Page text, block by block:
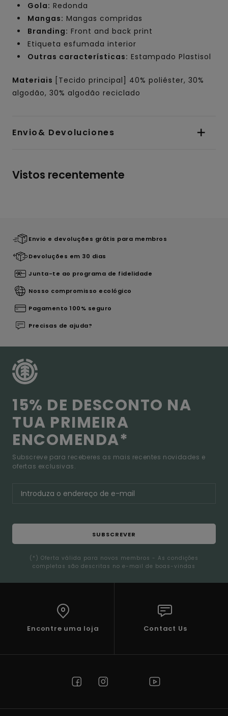
Gola: Redonda
Mangas: Mangas compridas
Branding: Front and back print
Etiqueta esfumada interior
Outras características: Estampado Plastisol
Materiais
[Tecido principal] 40% poliéster, 30%
algodão, 30% algodão reciclado
Envio& Devoluciones
Vistos recentemente
Envio e devoluções grátis para membros
Devoluções em 30 dias
Junta-te ao programa de fidelidade
Nosso compromisso ecológico
Pagamento 100% seguro
Precisas de ajuda?
15% DE DESCONTO NA
TUA PRIMEIRA
ENCOMENDA*
Subscreve para receberes as mais recentes novidades e
ofertas exclusivas.
SUBSCREVER
(*) Oferta válida para novos membros - As condições
completas são descritas no e-mail de boas-vindas
Encontre uma loja Contact Us